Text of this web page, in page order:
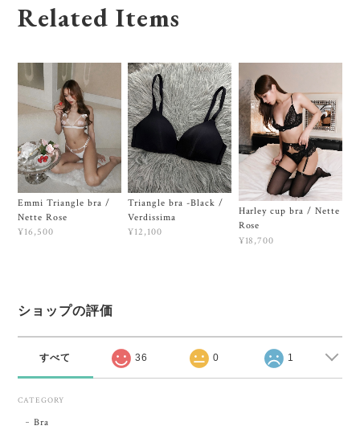
Related Items
Emmi Triangle bra /
Nette Rose
¥16,500
Triangle bra -Black /
Verdissima
¥12,100
Harley cup bra / Nette
Rose
¥18,700
ショップの評価
すべて 36 0 1
CATEGORY
Bra